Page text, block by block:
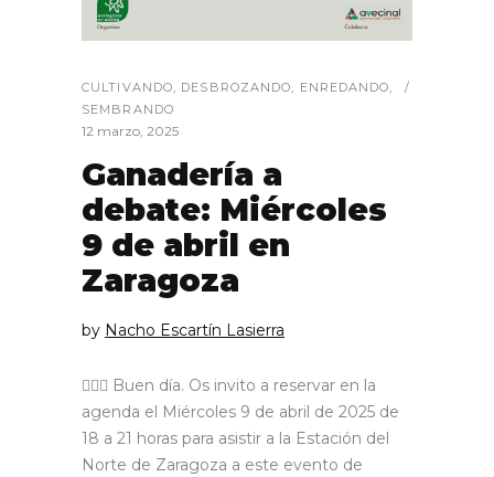
CULTIVANDO, DESBROZANDO, ENREDANDO,
SEMBRANDO
12 marzo, 2025
Ganadería a
debate: Miércoles
9 de abril en
Zaragoza
by Nacho Escartín Lasierra
🙋🏼‍♂️ Buen día. Os invito a reservar en la
agenda el Miércoles 9 de abril de 2025 de
18 a 21 horas para asistir a la Estación del
Norte de Zaragoza a este evento de